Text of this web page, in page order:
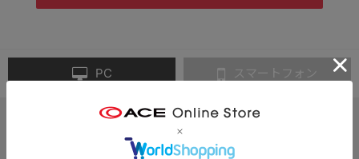
PC スマートフォン
月～金曜 13時／土曜 11時
までのご注文完了で「当日出荷」